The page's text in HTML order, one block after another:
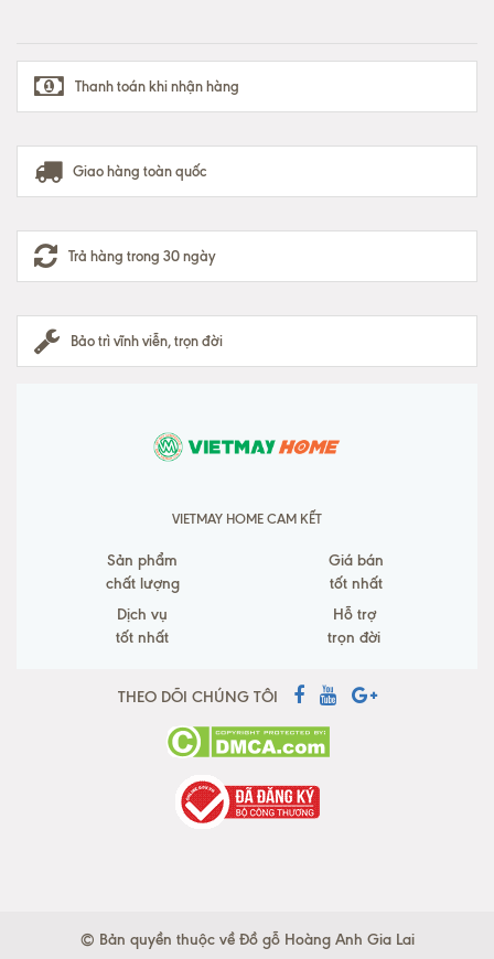
Thanh toán khi nhận hàng
Giao hàng toàn quốc
Trả hàng trong 30 ngày
Bảo trì vĩnh viễn, trọn đời
VIETMAY HOME CAM KẾT
Sản phẩm
chất lượng
Giá bán
tốt nhất
Dịch vụ
tốt nhất
Hỗ trợ
trọn đời
THEO DÕI CHÚNG TÔI
© Bản quyền thuộc về Đồ gỗ Hoàng Anh Gia Lai